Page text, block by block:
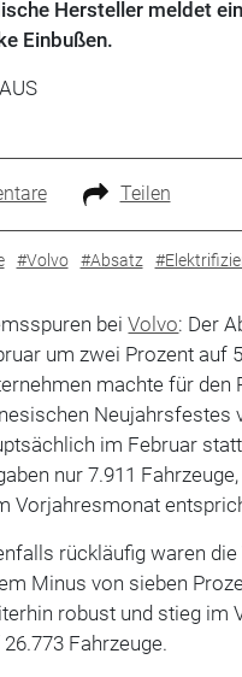
Hersteller meldet
Einbußen.
Teilen
#Volvo #Absatz
beiVolvo: Der
um zwei Prozent auf
machte für den
Neujahrsfestes
im Februar
nur 7.911
Vorjahresmonat
rückläufig waren
Minus von sieben
robust und stieg im
Fahrzeuge.